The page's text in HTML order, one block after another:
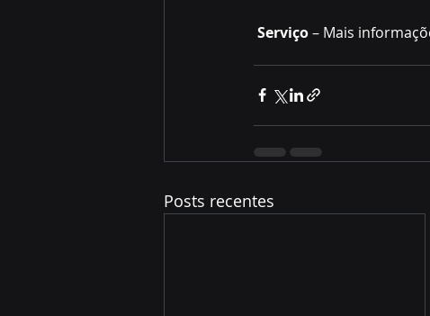
Serviço – Mais
Posts recentes